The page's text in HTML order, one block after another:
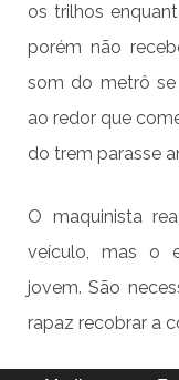
os trilhos
porém não
som do metrô se
ao redor que
do trem parasse
O maquinista
veículo, mas o
jovem. São
rapaz recobrar a